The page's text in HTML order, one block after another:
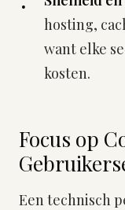
hosting,
want elke
kosten.
Focus op
Een technisch